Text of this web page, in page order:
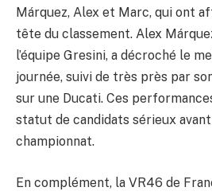
Márquez, Alex et Marc, qui ont
tête du classement. Alex
l’équipe Gresini, a décroché le
journée, suivi de très près par
sur une Ducati. Ces
statut de candidats sérieux
championnat.
En complément, la VR46 de